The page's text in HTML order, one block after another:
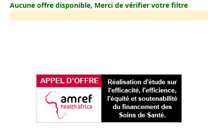
Aucune offre disponible, Merci de vérifier votre filtre